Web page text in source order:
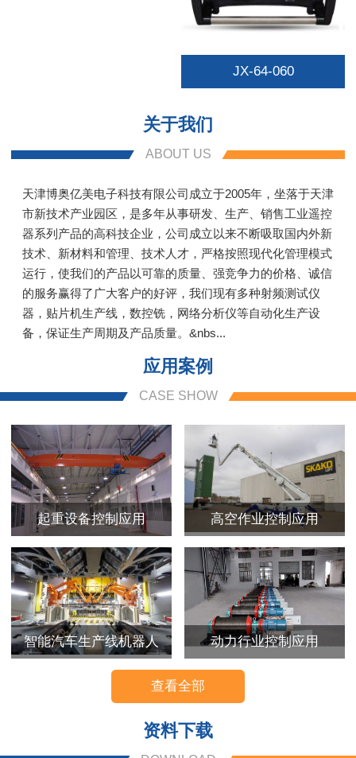
JX-64-060
关于我们
ABOUT US
天津博奥亿美电子科技有限公司成立于2005年，坐落于天津
市新技术产业园区，是多年从事研发、生产、销售工业遥控
器系列产品的高科技企业，公司成立以来不断吸取国内外新
技术、新材料和管理、技术人才，严格按照现代化管理模式
运行，使我们的产品以可靠的质量、强竞争力的价格、诚信
的服务赢得了广大客户的好评，我们现有多种射频测试仪
器，贴片机生产线，数控铣，网络分析仪等自动化生产设
备，保证生产周期及产品质量。&nbs...
应用案例
CASE SHOW
起重设备控制应用 高空作业控制应用
智能汽车生产线机器人 动力行业控制应用
查看全部
资料下载